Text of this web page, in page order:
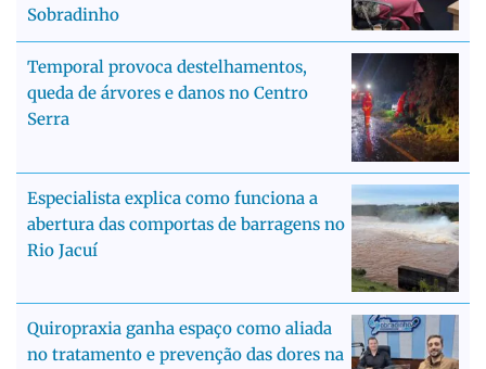
Sobradinho
Temporal provoca destelhamentos,
queda de árvores e danos no Centro
Serra
Especialista explica como funciona a
abertura das comportas de barragens no
Rio Jacuí
Quiropraxia ganha espaço como aliada
no tratamento e prevenção das dores na